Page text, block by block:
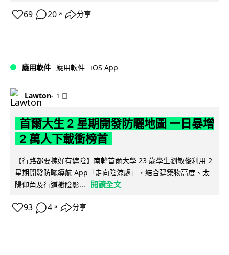
69 20 ↗ 分享
應用軟件 應用軟件 iOS App
Lawton 1 日
首爾大生 2 星期開發防曬地圖 一日暴增
2 萬人下載衝榜首
【行路都要揀好有遮陰】南韓首爾大學 23 歲學生劉敏俊利用 2
星期開發防曬導航 App「走向陰涼處」，結合建築物高度、太
陽仰角及行道樹陰影...
閱讀全文
93 4 ↗ 分享